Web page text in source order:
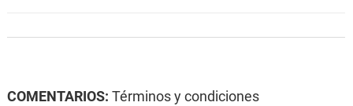
COMENTARIOS: Términos y condiciones